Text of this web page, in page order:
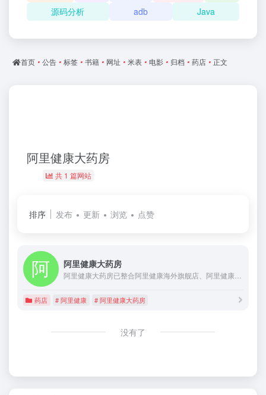
源码分析
adb Java
首页 • 公告 • 标签 • 书籍 • 网址 • 米表 • 电影 • 归档 • 药店 • 正文
阿里健康大药房
共 1 篇网站
排序 发布 更新 浏览 点赞
阿里健康大药房
药店 # 阿里健康 # 阿里健康大药房
没有了